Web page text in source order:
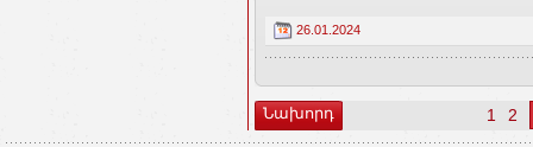
26.01.2024
Նախորդ 1 2